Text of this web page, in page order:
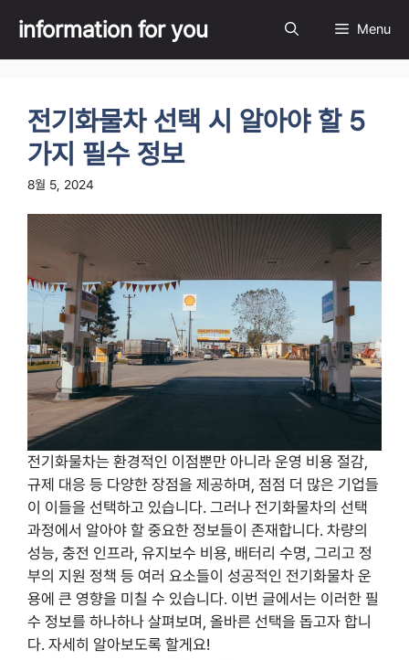
content
information for you Menu
전기화물차 선택 시 알아야 할 5
가지 필수 정보
8월 5, 2024
전기화물차는 환경적인 이점뿐만 아니라 운영 비용 절감,
규제 대응 등 다양한 장점을 제공하며, 점점 더 많은 기업들
이 이들을 선택하고 있습니다. 그러나 전기화물차의 선택
과정에서 알아야 할 중요한 정보들이 존재합니다. 차량의
성능, 충전 인프라, 유지보수 비용, 배터리 수명, 그리고 정
부의 지원 정책 등 여러 요소들이 성공적인 전기화물차 운
용에 큰 영향을 미칠 수 있습니다. 이번 글에서는 이러한 필
수 정보를 하나하나 살펴보며, 올바른 선택을 돕고자 합니
다. 자세히 알아보도록 할게요!